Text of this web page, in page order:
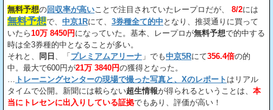
無料予想の回収率が高い ことで注目されていたレープロだが、 8/2には
無料予想で、 中京1Rにて、 3券種全て的中 となり、推奨通りに買って
いたら10万 8450円 になっていた。基本、レープロが無料予想で的中する
時は全3券種的中となることが多い。
それと、
同日 、「 プレミアムアリーナ 」でも中京5Rにて356.4倍の的
中。最大で600円が21万 3840円の獲得となった。
トレーニングセンターの現場で撮った写真と、Xのレポート はリアル
タイムで公開。新聞には載らない超生情報が得られるということは、 本
当にトレセンに出入りしている証拠でもあり、評価が高い！